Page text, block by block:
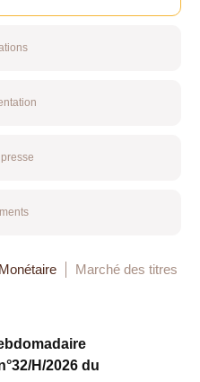
Marché des titres
H/2026 du